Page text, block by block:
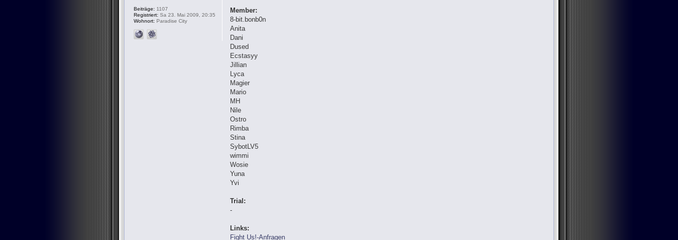
Member:
8-bit.bonb0n
Anita
Dani
Dused
Ecstasyy
Jillian
Lyca
Magier
Mario
MH
Nile
Ostro
Rimba
Stina
SybotLV5
wimmi
Wosie
Yuna
Yvi
Trial:
-
Links:
Fight Us!-Anfragen
Beiträge: 1107
Registriert: Sa 23. Mai 2009, 20:35
Wohnort: Paradise City